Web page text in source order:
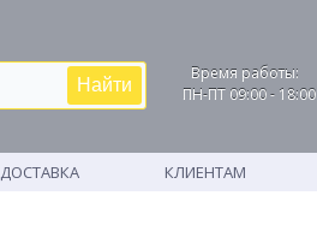
Найти
Время работы:
ПН-ПТ 09:00 - 18:00
ДОСТАВКА КЛИЕНТАМ